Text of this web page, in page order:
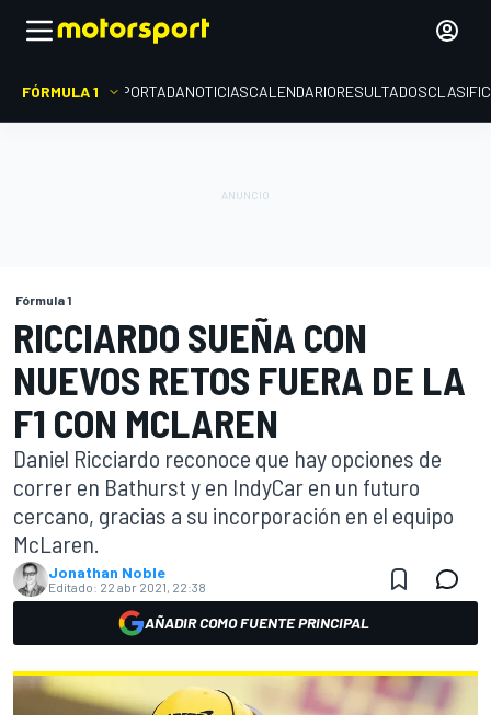
FÓRMULA 1 PORTADANOTICIASCALENDARIORESULTADOS
Fórmula 1
RICCIARDO SUEÑA CON
NUEVOS RETOS FUERA DE LA
F1 CON MCLAREN
Daniel Ricciardo reconoce que hay opciones de
correr en Bathurst y en IndyCar en un futuro
cercano, gracias a su incorporación en el equipo
McLaren.
Jonathan Noble
Editado: 22 abr 2021, 22:38
AÑADIR COMO FUENTE PRINCIPAL